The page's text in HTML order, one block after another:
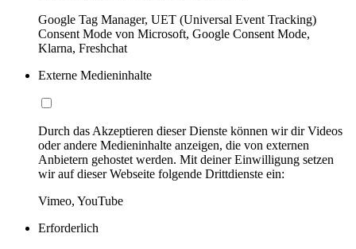
Google Tag Manager, UET (Universal Event Tracking)
Consent Mode von Microsoft, Google Consent Mode,
Klarna, Freshchat
Externe Medieninhalte
Durch das Akzeptieren dieser Dienste können wir dir Videos
oder andere Medieninhalte anzeigen, die von externen
Anbietern gehostet werden. Mit deiner Einwilligung setzen
wir auf dieser Webseite folgende Drittdienste ein:
Vimeo, YouTube
Erforderlich